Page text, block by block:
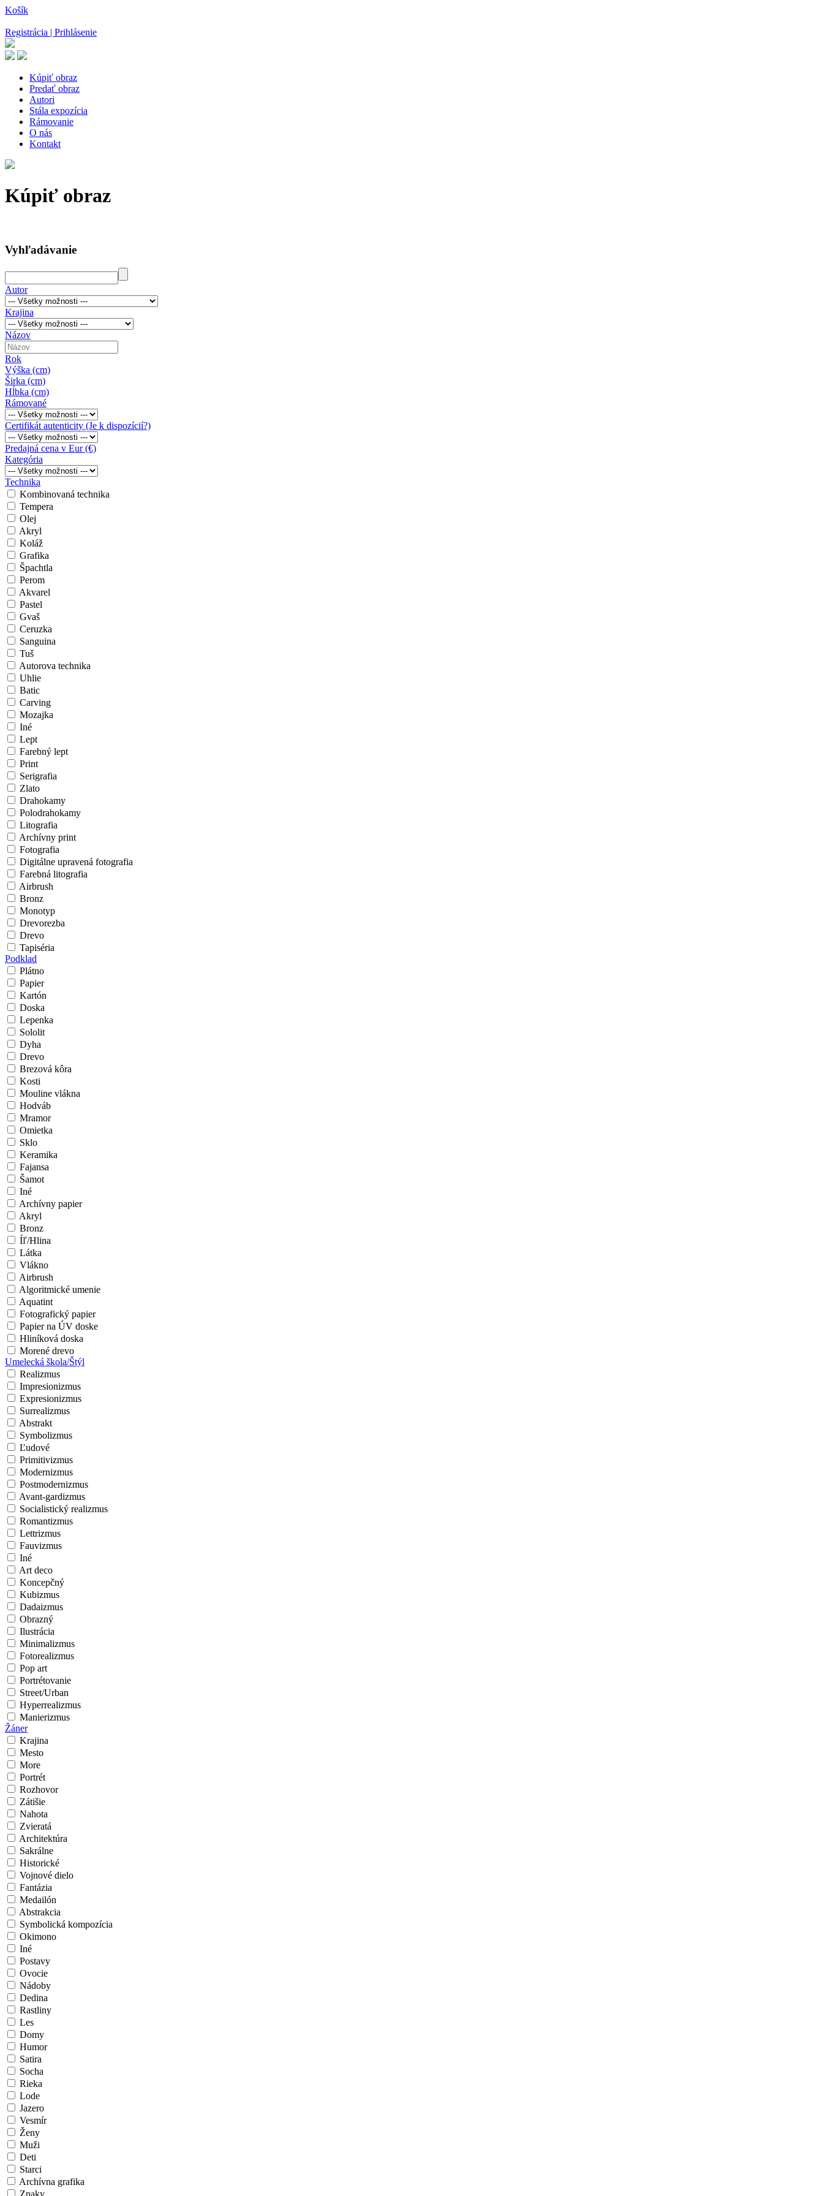
Košík
Registrácia | Prihlásenie
Kúpiť obraz
Predať obraz
Autori
Stála expozícia
Rámovanie
O nás
Kontakt
Kúpiť obraz
Vyhľadávanie
Autor
Krajina
Názov
Rok
Výška (cm)
Širka (cm)
Hĺbka (cm)
Rámované
Certifikát autenticity (Je k dispozícií?)
Predajná cena v Eur (€)
Kategória
Technika
Kombinovaná technika
Tempera
Olej
Akryl
Koláž
Grafika
Špachtla
Perom
Akvarel
Pastel
Gvaš
Ceruzka
Sanguina
Tuš
Autorova technika
Uhlie
Batic
Carving
Mozajka
Iné
Lept
Farebný lept
Print
Serigrafia
Zlato
Drahokamy
Polodrahokamy
Litografia
Archívny print
Fotografia
Digitálne upravená fotografia
Farebná litografia
Airbrush
Bronz
Monotyp
Drevorezba
Drevo
Tapiséria
Podklad
Plátno
Papier
Kartón
Doska
Lepenka
Sololit
Dyha
Drevo
Brezová kôra
Kosti
Mouline vlákna
Hodváb
Mramor
Omietka
Sklo
Keramika
Fajansa
Šamot
Iné
Archívny papier
Akryl
Bronz
Íľ/Hlina
Látka
Vlákno
Airbrush
Algoritmické umenie
Aquatint
Fotografický papier
Papier na ÚV doske
Hliníková doska
Morené drevo
Umelecká škola/Štýl
Realizmus
Impresionizmus
Expresionizmus
Surrealizmus
Abstrakt
Symbolizmus
Ľudové
Primitivizmus
Modernizmus
Postmodernizmus
Avant-gardizmus
Socialistický realizmus
Romantizmus
Lettrizmus
Fauvizmus
Iné
Art deco
Koncepčný
Kubizmus
Dadaizmus
Obrazný
Ilustrácia
Minimalizmus
Fotorealizmus
Pop art
Portrétovanie
Street/Urban
Hyperrealizmus
Manierizmus
Žáner
Krajina
Mesto
More
Portrét
Rozhovor
Zátišie
Nahota
Zvieratá
Architektúra
Sakrálne
Historické
Vojnové dielo
Fantázia
Medailón
Abstrakcia
Symbolická kompozícia
Okimono
Iné
Postavy
Ovocie
Nádoby
Dedina
Rastliny
Les
Domy
Humor
Satira
Socha
Rieka
Lode
Jazero
Vesmír
Ženy
Muži
Deti
Starci
Archívna grafika